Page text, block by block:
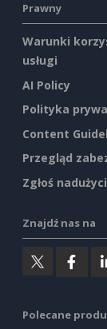
Prawny
Warunki
usługi
AI Policy
Polityka
Content
Przegląd
Zgłoś
Znajdź nas na
Polecane